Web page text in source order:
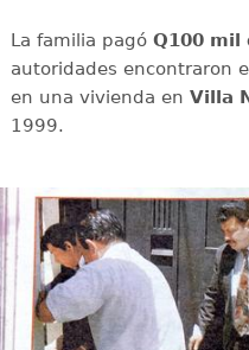
La familia pagó Q100 mil
autoridades encontraron
en una vivienda en Villa
1999.